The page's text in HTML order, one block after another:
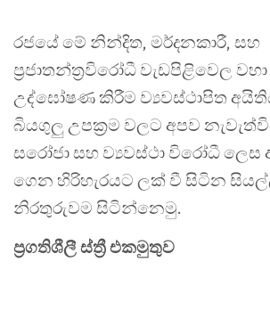
රජයේ මේ නින්දිත, මර්දනකාරී, සහ
ප්‍රජාතන්ත්‍රවිරෝධී වැඩපිළිවෙල
උද්ඝෝෂණ කිරීම ව්‍යවස්ථාපිත
බියගුලු උපක්‍රම වලට අපව
සරෝජා සහ ව්‍යවස්ථා විරෝධී ලෙස
ගෙන හිරිහැරයට ලක් වී සිටින
නිරතුරුවම සිටින්නෙමු.
ප්‍රගතිශීලී ස්ත්‍රී එකමුතුව